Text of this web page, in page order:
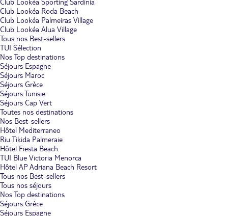
Club Lookéa Sporting Sardinia
Club Lookéa Roda Beach
Club Lookéa Palmeiras Village
Club Lookéa Alua Village
Tous nos Best-sellers
TUI Sélection
Nos Top destinations
Séjours Espagne
Séjours Maroc
Séjours Grèce
Séjours Tunisie
Séjours Cap Vert
Toutes nos destinations
Nos Best-sellers
Hôtel Mediterraneo
Riu Tikida Palmeraie
Hôtel Fiesta Beach
TUI Blue Victoria Menorca
Hôtel AP Adriana Beach Resort
Tous nos Best-sellers
Tous nos séjours
Nos Top destinations
Séjours Grèce
Séjours Espagne